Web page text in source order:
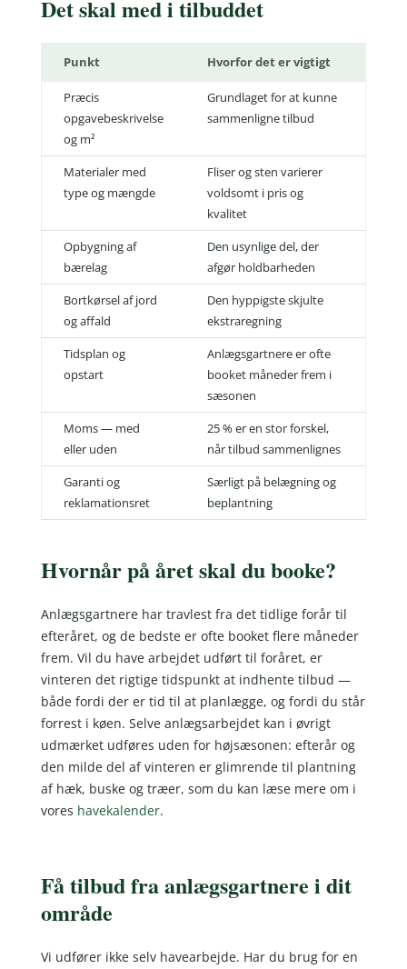
Det skal med i tilbuddet
Punkt Hvorfor det er vigtigt
Præcis
opgavebeskrivelse
og m²
Grundlaget for at kunne
sammenligne tilbud
Materialer med
type og mængde
Fliser og sten varierer
voldsomt i pris og
kvalitet
Opbygning af
bærelag
Den usynlige del, der
afgør holdbarheden
Bortkørsel af jord
og affald
Den hyppigste skjulte
ekstraregning
Tidsplan og
opstart
Anlægsgartnere er ofte
booket måneder frem i
sæsonen
Moms — med
eller uden
25 % er en stor forskel,
når tilbud sammenlignes
Garanti og
reklamationsret
Særligt på belægning og
beplantning
Hvornår på året skal du booke?
Anlægsgartnere har travlest fra det tidlige forår til
efteråret, og de bedste er ofte booket flere måneder
frem. Vil du have arbejdet udført til foråret, er
vinteren det rigtige tidspunkt at indhente tilbud —
både fordi der er tid til at planlægge, og fordi du står
forrest i køen. Selve anlægsarbejdet kan i øvrigt
udmærket udføres uden for højsæsonen: efterår og
den milde del af vinteren er glimrende til plantning
af hæk, buske og træer, som du kan læse mere om i
vores havekalender.
Få tilbud fra anlægsgartnere i dit
område
Vi udfører ikke selv havearbejde. Har du brug for en